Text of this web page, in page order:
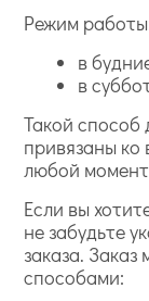
Режим
в
в
Такой способ
привязаны ко
любой
Если вы
не забудьте
заказа.
способами: